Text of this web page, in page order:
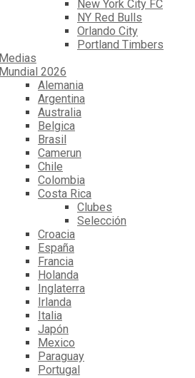
New York City FC
NY Red Bulls
Orlando City
Portland Timbers
Medias
Mundial 2026
Alemania
Argentina
Australia
Belgica
Brasil
Camerun
Chile
Colombia
Costa Rica
Clubes
Selección
Croacia
España
Francia
Holanda
Inglaterra
Irlanda
Italia
Japón
Mexico
Paraguay
Portugal